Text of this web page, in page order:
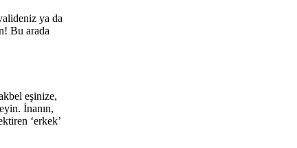
ya da
Bu arada
eşinize,
İnanın,
‘erkek’